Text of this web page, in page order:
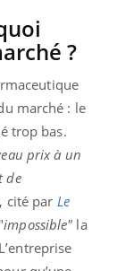
?
marché : le
trop bas.
prix à un
de
cité par Le
impossible" la